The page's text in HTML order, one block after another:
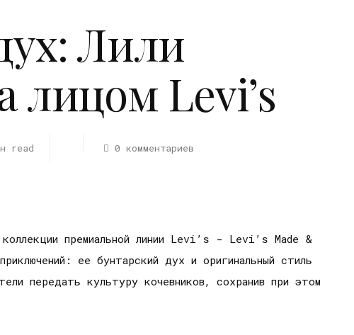
Лили
лицом Levi’s
read 0 комментариев
премиальной линии Levi’s - Levi’s Made &
ее бунтарский дух и оригинальный стиль
передать культуру кочевников, сохранив при этом